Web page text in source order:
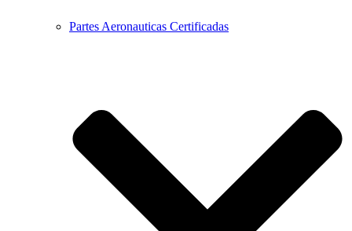
Partes Aeronauticas Certificadas